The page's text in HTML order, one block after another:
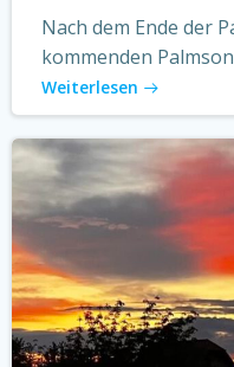
Nach dem Ende der
kommenden
Weiterlesen